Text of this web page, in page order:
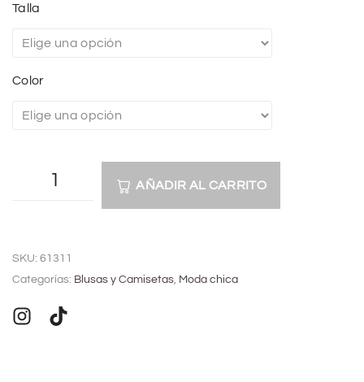
Talla
Color
AÑADIR AL CARRITO
t
e
r
SKU: 61311
Categorías: Blusas y Camisetas, Moda chica